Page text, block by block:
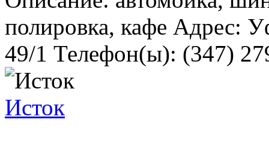
полировка, кафе Адрес:
49/1 Телефон(ы): (347)
Исток